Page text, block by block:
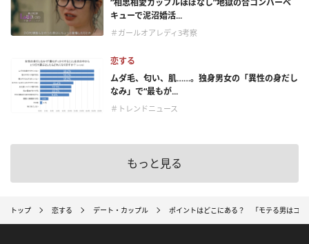
“相思相愛カップルほぼなし”地獄の合コンバーベ
キューで泥沼婚活...
＃ガールオアレディ3考察
恋する
ムダ毛、匂い、肌……。独身男女の「異性の身だし
なみ」で“最もが...
＃トレンドニュース
もっと見る
トップ 恋する デート・カップル ポイントはどこにある？ 「モテる男はココ